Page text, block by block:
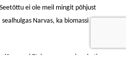
ei ole meil mingit põhjust
Narvas, ka biomassi
lõppevad EL-is uue energiapaketi